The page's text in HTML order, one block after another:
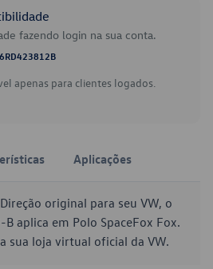
fazendo login na sua conta.
6RD423812B
apenas para clientes logados.
Aplicações
original para seu VW, o
aplica em Polo SpaceFox Fox.
sua loja virtual oficial da VW.